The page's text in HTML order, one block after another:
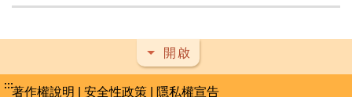
開啟
:::著作權說明 安全性政策 隱私權宣告